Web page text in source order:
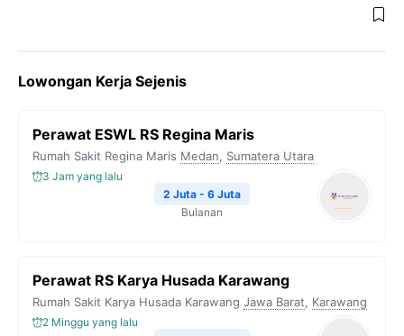
Lowongan Kerja Sejenis
Perawat ESWL RS Regina Maris
Rumah Sakit Regina Maris Medan, Sumatera Utara
3 Jam yang lalu
2 Juta - 6 Juta
Bulanan
Perawat RS Karya Husada Karawang
Rumah Sakit Karya Husada Karawang Jawa Barat, Karawang
2 Minggu yang lalu